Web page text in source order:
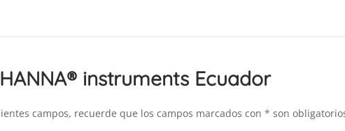
instruments Ecuador
campos, recuerde que los campos marcados con * son